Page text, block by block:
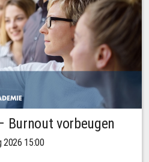
Burnout vorbeugen
2026 15:00